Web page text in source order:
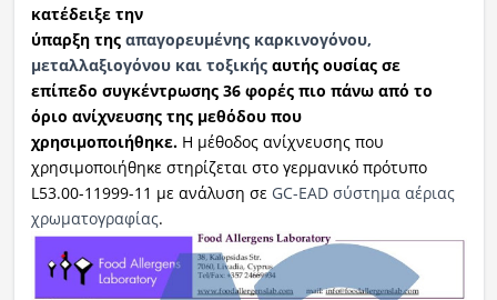
κατέδειξε την
ύπαρξη της απαγορευμένης καρκινογόνου,
μεταλλαξιογόνου και τοξικήςαυτής ουσίας σε
επίπεδο συγκέντρωσης 36 φορές πιο πάνω από το
όριο ανίχνευσης της μεθόδου που
χρησιμοποιήθηκε.Η μέθοδος ανίχνευσης που
χρησιμοποιήθηκε στηρίζεται στογερμανικόπρότυπο
L53.00-11999-11 με ανάλυση σε GC-EAD σύστημα αέριας
χρωματογραφίας.